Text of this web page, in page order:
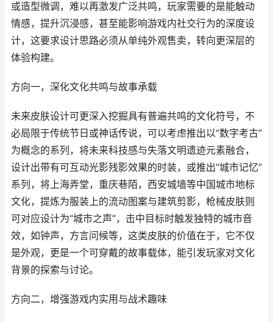
或造型微调，难以再激发广泛共鸣，玩家需要的是能触动
情感，提升沉浸感，甚至能影响游戏内社交行为的深度设
计，这要求设计思路必须从单纯外观售卖，转向更深层的
体验构建。
方向一，深化文化共鸣与故事承载
未来皮肤设计可更深入挖掘具有普遍共鸣的文化符号，不
必局限于传统节日或神话传说，可以考虑推出以“数字考古”
为概念的系列，将未来科技感与失落文明遗迹元素融合，
设计出带有可互动光影残影效果的时装，或推出“城市记忆”
系列，将上海弄堂，重庆巷陌，西安城墙等中国城市地标
文化，提炼为服装上的流动图案与建筑剪影，枪械皮肤则
可对应设计为“城市之声”，击中目标时触发独特的城市音
效，如钟声，方言问候等，这类皮肤的价值在于，它不仅
是外观，更是一个可穿戴的故事载体，能引发玩家对文化
背景的探索与讨论。
方向二，增强游戏内实用与战术趣味